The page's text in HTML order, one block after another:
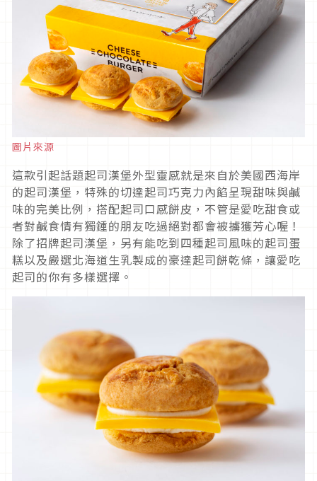
圖片來源
這款引起話題起司漢堡外型靈感就是來自於美國西海岸
的起司漢堡，特殊的切達起司巧克力內餡呈現甜味與鹹
味的完美比例，搭配起司口感餅皮，不管是愛吃甜食或
者對鹹食情有獨鍾的朋友吃過絕對都會被擄獲芳心喔！
除了招牌起司漢堡，另有能吃到四種起司風味的起司蛋
糕以及嚴選北海道生乳製成的豪達起司餅乾條，讓愛吃
起司的你有多樣選擇。